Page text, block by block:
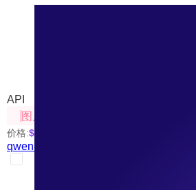
API
图片处理
价格:$0.03
qwen-image-edit-plus-2025-12-15